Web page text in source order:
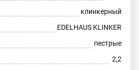
клинкерный
EDELHAUS KLINKER
пестрые
2,2